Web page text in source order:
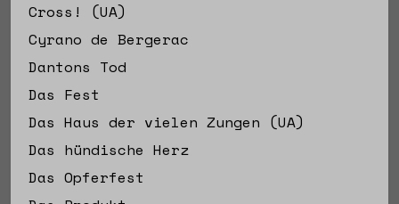
Cross! (UA)
Cyrano de Bergerac
Dantons Tod
Das Fest
Das Haus der vielen Zungen (UA)
Das hündische Herz
Das Opferfest